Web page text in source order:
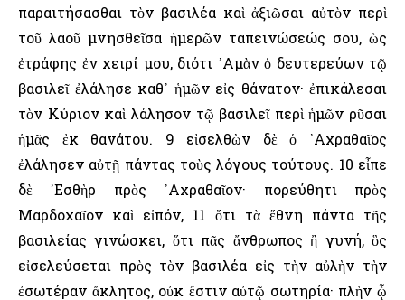
παραιτήσασθαι τὸν βασιλέα καὶ ἀξιῶσαι αὐτὸν περὶ
τοῦ λαοῦ μνησθεῖσα ἡμερῶν ταπεινώσεώς σου, ὡς
ἐτράφης ἐν χειρί μου, διότι ᾿Αμὰν ὁ δευτερεύων τῷ
βασιλεῖ ἐλάλησε καθ᾿ ἡμῶν εἰς θάνατον· ἐπικάλεσαι
τὸν Κύριον καὶ λάλησον τῷ βασιλεῖ περὶ ἡμῶν ρῦσαι
ἡμᾶς ἐκ θανάτου. 9 εἰσελθὼν δὲ ὁ ᾿Αχραθαῖος
ἐλάλησεν αὐτῇ πάντας τοὺς λόγους τούτους. 10 εἶπε
δὲ ᾿Εσθὴρ πρὸς ᾿Αχραθαῖον· πορεύθητι πρὸς
Μαρδοχαῖον καὶ εἰπόν, 11 ὅτι τὰ ἔθνη πάντα τῆς
βασιλείας γινώσκει, ὅτι πᾶς ἄνθρωπος ἢ γυνή, ὃς
εἰσελεύσεται πρὸς τὸν βασιλέα εἰς τὴν αὐλὴν τὴν
ἐσωτέραν ἄκλητος, οὐκ ἔστιν αὐτῷ σωτηρία· πλὴν ᾧ